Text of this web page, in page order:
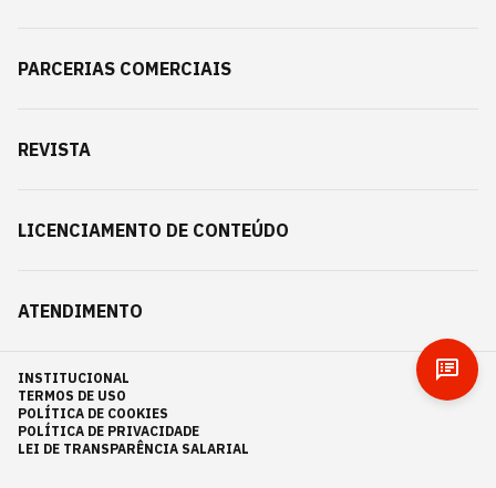
PARCERIAS COMERCIAIS
REVISTA
LICENCIAMENTO DE CONTEÚDO
ATENDIMENTO
INSTITUCIONAL
TERMOS DE USO
POLÍTICA DE COOKIES
POLÍTICA DE PRIVACIDADE
LEI DE TRANSPARÊNCIA SALARIAL